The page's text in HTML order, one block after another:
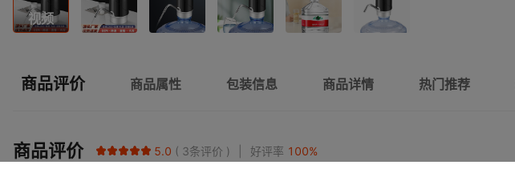
视频
商品评价 商品属性 包装信息 商品详情 热门推荐
商品评价 5.0 3条评价 好评率 100%